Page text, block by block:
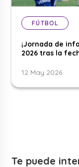
FÚTBOL
¡Jornada de
2026 tras la
12 May 2026
Te puede